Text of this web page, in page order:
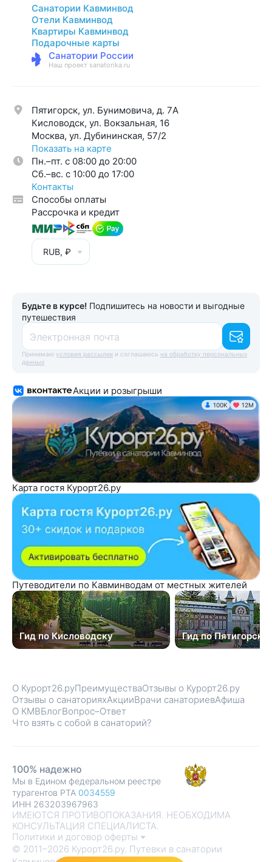
Санатории Кавминвод
Отели Кавминвод
Квартиры Кавминвод
Подарочные карты
Санатории России
Наш проект sanatorika.ru
Пятигорск, ул. Бунимовича, д. 7A
Кисловодск, ул. Вокзальная, 16
Москва, ул. Дубининская, 57/2
Показать на карте
Пн.–пт. с 08:00 до 20:00
Cб.–вс. с 10:00 до 17:00
Контакты
Способы оплаты
Рассрочка и кредит
RUB, ₽
Будьте в курсе! Подпишитесь на новости и выгодные
путешествия
Электронная почта
Принимаю условия рассылки и соглашаюсь на обработку персональных
данных
Акции и розыгрыши
100K 12М
Карта гостя Курорт26.ру
Путеводители по Кавминводам от местных жителей
Гид по Кисловодску Гид по Пятигорску
О Курорт26.руПреимуществаОтзывы о Курорт26.ру
Отзывы о санаторияхАкцииВрачи санаториевАфиша
О КМВБлогВопрос–Ответ
Что взять с собой в санаторий?
ИМЕЮТСЯ ПРОТИВОПОКАЗАНИЯ. НЕОБХОДИМА
КОНСУЛЬТАЦИЯ СПЕЦИАЛИСТА.
Политики и договор оферты
© 2011–2026 Курорт26.ру. Путевки в санатории
100% надежно
Мы в Едином федеральном реестре
турагентов РТА 0034559
ИНН 263203967963